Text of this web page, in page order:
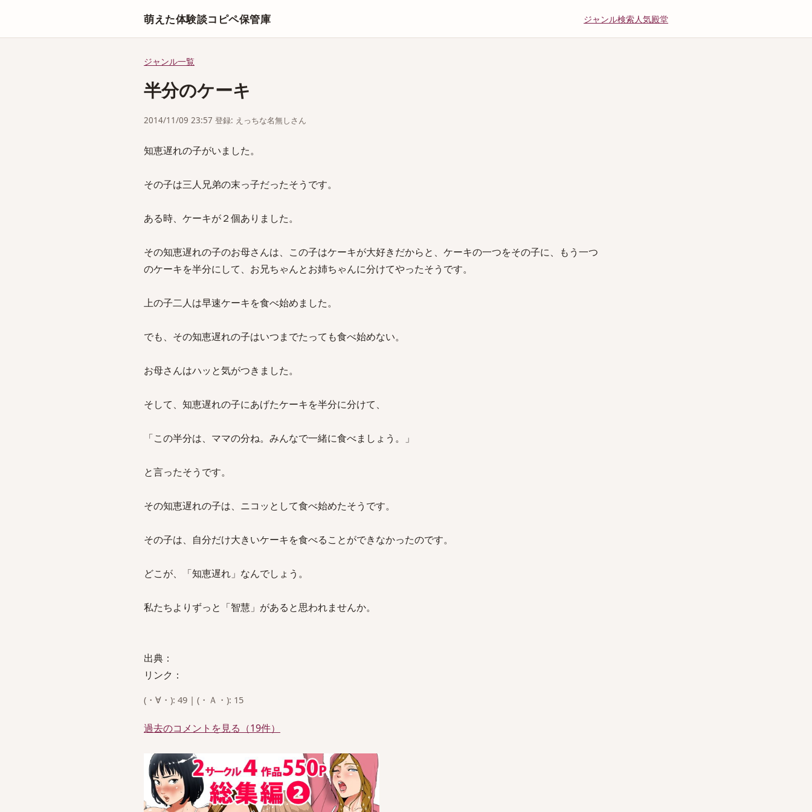
萌えた体験談コピペ保管庫 ジャンル検索人気殿堂
ジャンル一覧
半分のケーキ
2014/11/09 23:57 登録: えっちな名無しさん
知恵遅れの子がいました。
その子は三人兄弟の末っ子だったそうです。
ある時、ケーキが２個ありました。
その知恵遅れの子のお母さんは、この子はケーキが大好きだからと、ケーキの一つをその子に、もう一つ
のケーキを半分にして、お兄ちゃんとお姉ちゃんに分けてやったそうです。
上の子二人は早速ケーキを食べ始めました。
でも、その知恵遅れの子はいつまでたっても食べ始めない。
お母さんはハッと気がつきました。
そして、知恵遅れの子にあげたケーキを半分に分けて、
「この半分は、ママの分ね。みんなで一緒に食べましょう。」
と言ったそうです。
その知恵遅れの子は、ニコッとして食べ始めたそうです。
その子は、自分だけ大きいケーキを食べることができなかったのです。
どこが、「知恵遅れ」なんでしょう。
私たちよりずっと「智慧」があると思われませんか。
出典：
リンク：
(・∀・): 49 | (・Ａ・): 15
過去のコメントを見る（19件）